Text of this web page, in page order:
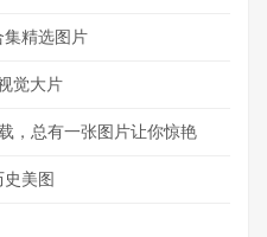
集精选图片
觉大片
，总有一张图片让你惊艳
美图